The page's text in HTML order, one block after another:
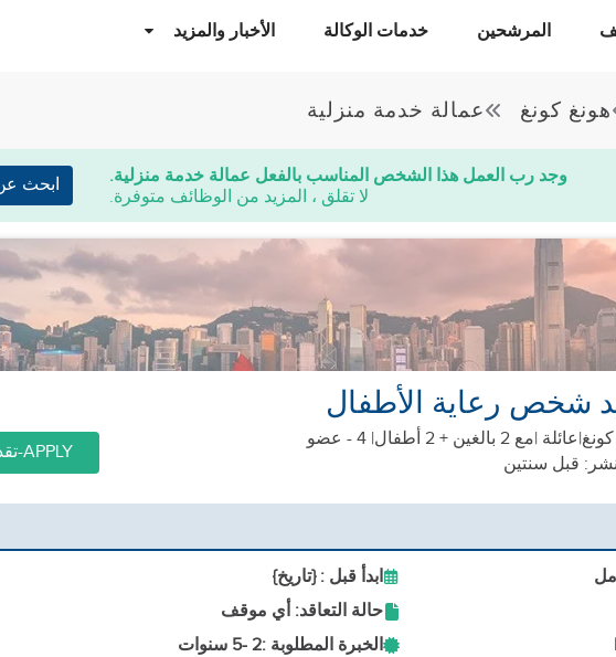
المرشحين خدمات الوكالة الأخبار والمزيد
هونغ كونغ عمالة خدمة منزلية
وجد رب العمل هذا الشخص المناسب بالفعل عمالة خدمة منزلية.
لا تقلق ، المزيد من الوظائف متوفرة.
ابحث
شخص رعاية الأطفال
|عائلة |مع 2 بالغين + 2 أطفال
| 4 - عضو
قبل سنتين
APPLY-تقديم
ابدأ قبل : {تاريخ}
حالة التعاقد: أي موقف
الخبرة المطلوبة :2 - 5 سنوات